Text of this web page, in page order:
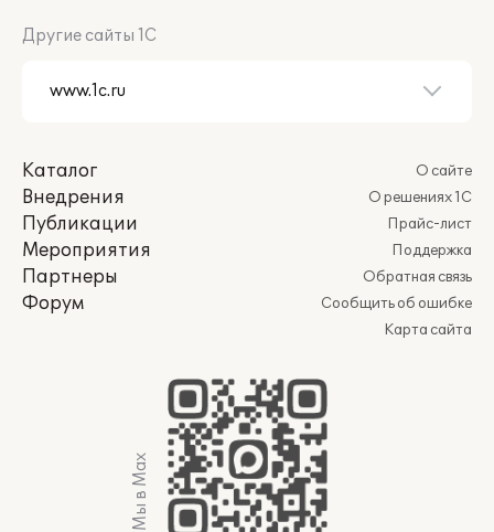
Другие сайты 1С
Каталог
Внедрения
Публикации
Мероприятия
Партнеры
Форум
О сайте
О решениях 1С
Прайс-лист
Поддержка
Обратная связь
Сообщить об ошибке
Карта сайта
Мы в Max